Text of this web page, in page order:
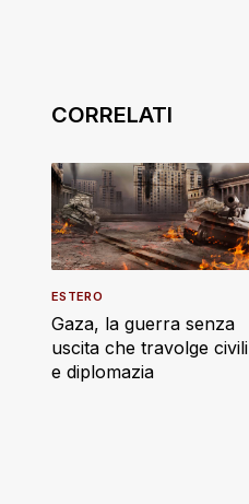
Gaza, la guerra senza
uscita che travolge civili
e diplomazia
ESTERO